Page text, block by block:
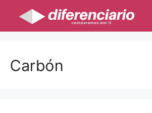
contenido
Carbón